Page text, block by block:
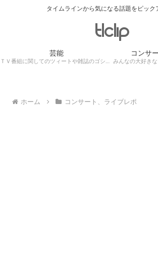
タイムラインから気になる話題をピック
芸能
ＴＶ番組に関してのツィートや雑誌のゴシップ記事、芸能人目撃情報・ロケ現場遭遇・・・
コンサ
ホーム コンサート、ライブレポ